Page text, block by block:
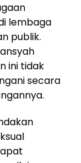
lembaga
publik.
ini tidak
secara